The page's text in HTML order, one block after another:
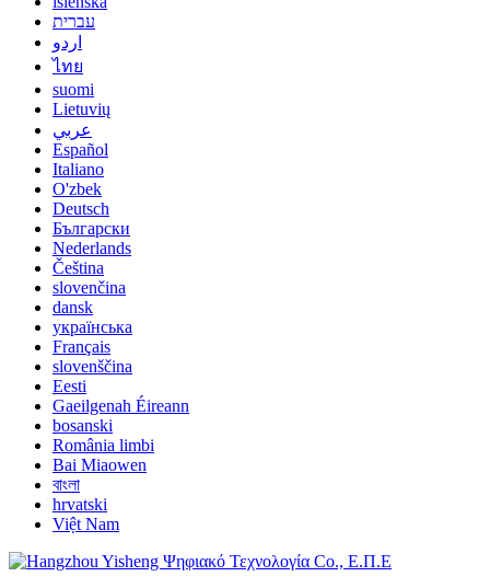
עברית
اردو
ไทย
suomi
Lietuvių
عربي
Español
Italiano
O'zbek
Deutsch
Български
Nederlands
Čeština
slovenčina
dansk
українська
Français
slovenščina
Eesti
Gaeilgenah Éireann
bosanski
România limbi
Bai Miaowen
বাংলা
hrvatski
Việt Nam